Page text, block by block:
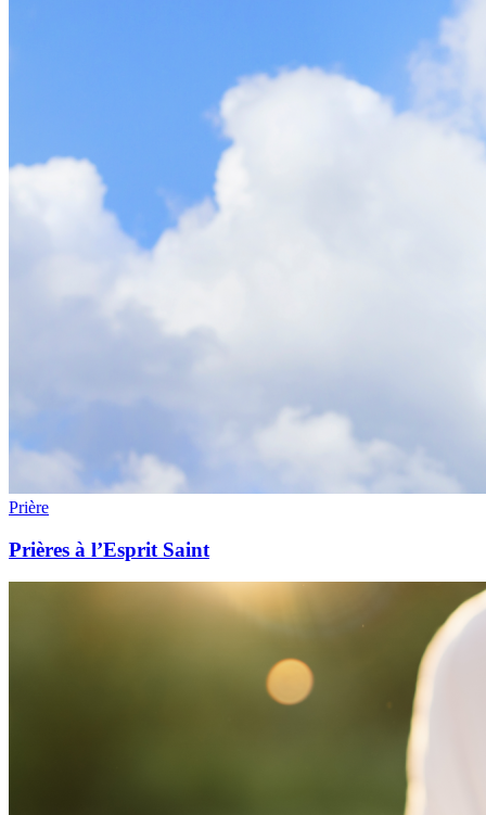
Prière
Prières à l’Esprit Saint